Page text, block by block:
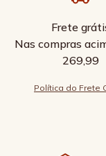
Frete
Nas compras
269,99
Política do Frete